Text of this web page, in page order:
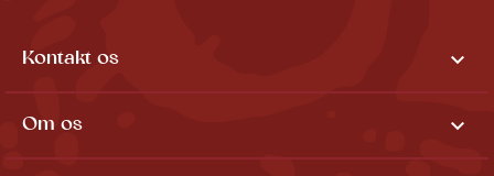
Kontakt os 
Om os 